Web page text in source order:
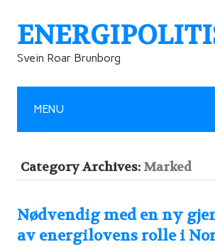
Svein Roar Brunborg
MENU
Category Archives: Marked
Nødvendig med en ny
av energilovens rolle i